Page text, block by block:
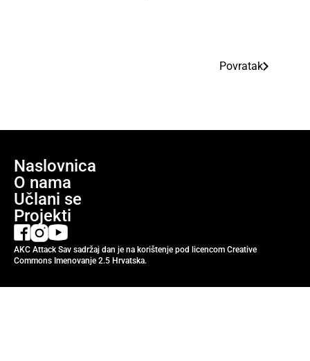
Povratak
Naslovnica
O nama
Učlani se
Projekti
AKC Attack Sav sadržaj dan je na korištenje pod licencom Creative
Commons Imenovanje 2.5 Hrvatska.